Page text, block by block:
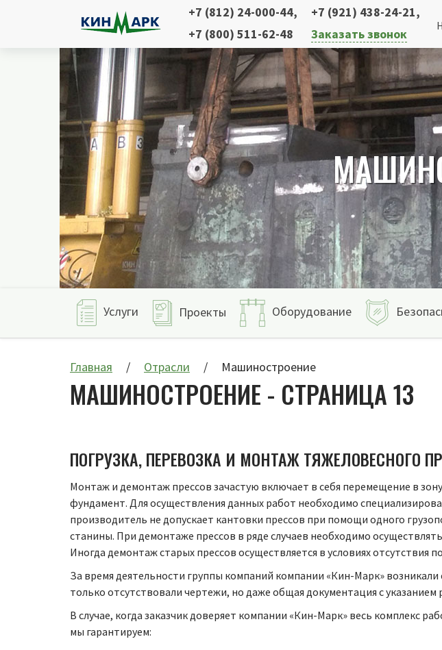
+7 (812) 24-000-44, +7 (921) 438-24-21,
+7 (800) 511-62-48
Заказать звонок
Услуги Проекты Оборудование
Главная Отрасли Машиностроение
МАШИНОСТРОЕНИЕ - СТРАНИЦА 13
ПОГРУЗКА, ПЕРЕВОЗКА И МОНТАЖ ТЯЖЕЛОВЕСНОГО
Монтаж и демонтаж прессов зачастую включает в себя перемещение в
фундамент. Для осуществления данных работ необходимо
производитель не допускает кантовки прессов при помощи одного
станины. При демонтаже прессов в ряде случаев необходимо
Иногда демонтаж старых прессов осуществляется в условиях отсутствия
За время деятельности группы компаний компании «Кин-Марк»
только отсутствовали чертежи, но даже общая документация с
В случае, когда заказчик доверяет компании «Кин-Марк» весь комплекс
мы гарантируем: